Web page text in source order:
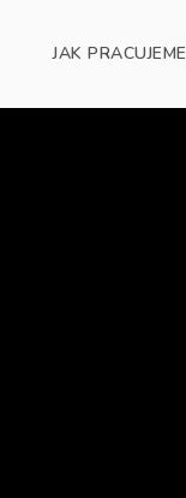
JAK PRACUJEME